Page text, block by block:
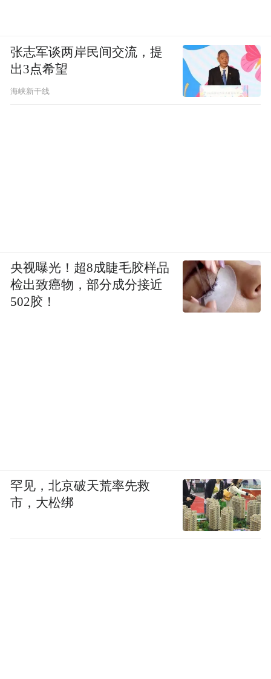
张志军谈两岸民间交流，提
出3点希望
海峡新干线
央视曝光！超8成睫毛胶样品
检出致癌物，部分成分接近
502胶！
罕见，北京破天荒率先救
市，大松绑